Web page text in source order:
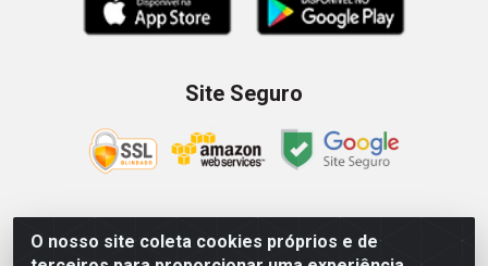
O nosso site coleta cookies próprios e de
Site Seguro
Zein Importação e Comércio LTDA - Av. Senador Queiróz, 274